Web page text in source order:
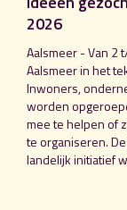
2026
Aalsmeer - Van 2
Aalsmeer in het
Inwoners,
worden
mee te helpen of
te organiseren.
landelijk initiatief